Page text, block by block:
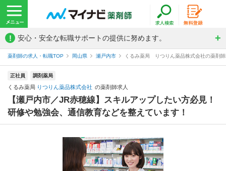
! 安心・安全な転職サポートの提供に努めます。
薬剤師の求人・転職TOP 岡山県 瀬戸内市 くるみ薬局 りつりん薬品株式会社の薬剤
正社員 調剤薬局
くるみ薬局 りつりん薬品株式会社 の薬剤師求人
【瀬戸内市／JR赤穂線】スキルアップしたい方必見！
研修や勉強会、通信教育などを整えています！